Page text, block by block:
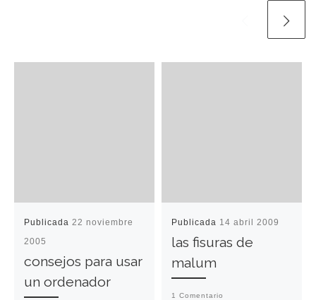
Publicada 22 noviembre
2005
consejos para usar
un ordenador
Publicada 14 abril 2009
las fisuras de
malum
1 Comentario